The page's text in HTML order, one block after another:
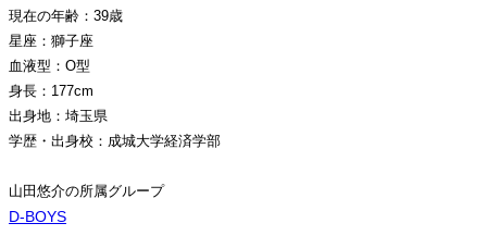
現在の年齢：39歳
星座：獅子座
血液型：O型
身長：177cm
出身地：埼玉県
学歴・出身校：成城大学経済学部
山田悠介の所属グループ
D-BOYS